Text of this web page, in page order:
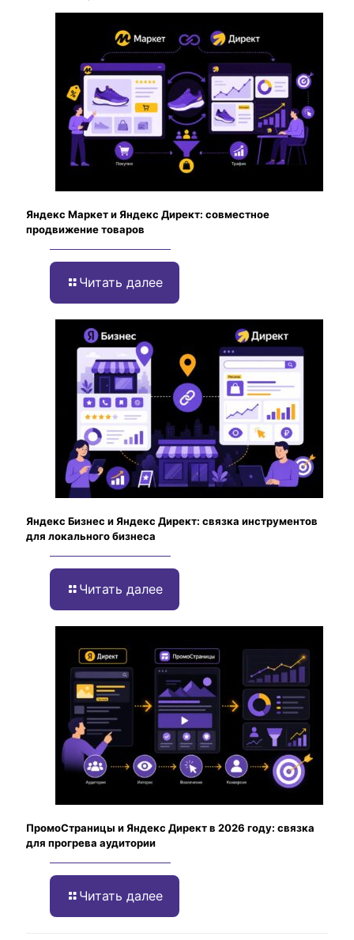
Яндекс Маркет и Яндекс Директ: совместное
продвижение товаров
Читать далее
Яндекс Бизнес и Яндекс Директ: связка инструментов
для локального бизнеса
Читать далее
ПромоСтраницы и Яндекс Директ в 2026 году: связка
для прогрева аудитории
Читать далее